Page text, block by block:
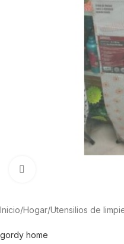
Inicio/Hogar/Utensilios de
gordy home